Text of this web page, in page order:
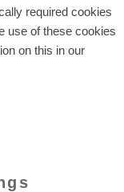
required cookies
use of these cookies
on this in our